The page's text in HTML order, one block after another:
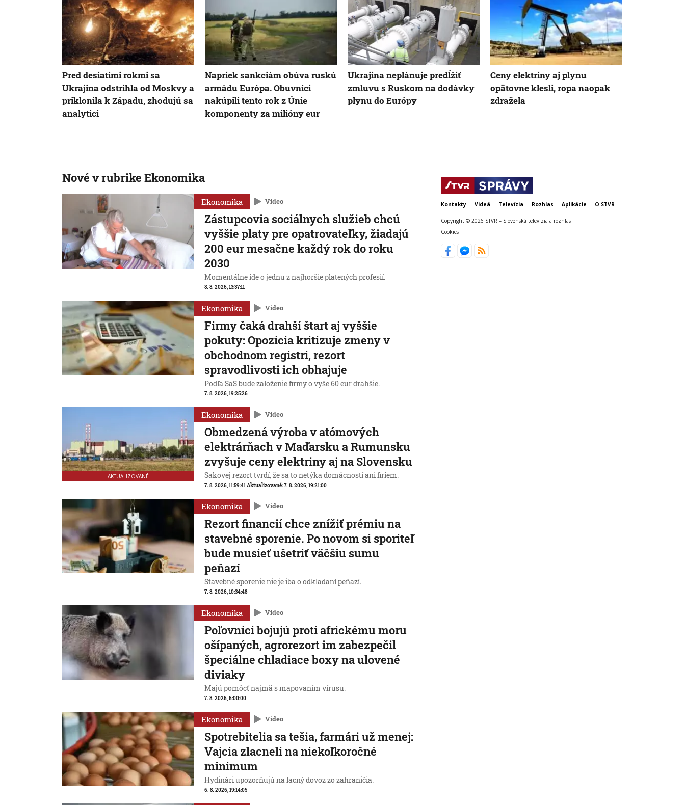
Pred desiatimi rokmi sa
Ukrajina odstrihla od Moskvy a
priklonila k Západu, zhodujú sa
analytici
Napriek sankciám obúva ruskú
armádu Európa. Obuvníci
nakúpili tento rok z Únie
komponenty za milióny eur
Ukrajina neplánuje predĺžiť
zmluvu s Ruskom na dodávky
plynu do Európy
Ceny elektriny aj plynu
opätovne klesli, ropa naopak
zdražela
Nové v rubrike Ekonomika
Ekonomika Video
Zástupcovia sociálnych služieb chcú
vyššie platy pre opatrovateľky, žiadajú
200 eur mesačne každý rok do roku
2030
Momentálne ide o jednu z najhoršie platených profesií.
8. 8. 2026, 13:37:11
Ekonomika Video
Firmy čaká drahší štart aj vyššie
pokuty: Opozícia kritizuje zmeny v
obchodnom registri, rezort
spravodlivosti ich obhajuje
Podľa SaS bude založenie firmy o vyše 60 eur drahšie.
7. 8. 2026, 19:25:26
AKTUALIZOVANÉ
Ekonomika Video
Obmedzená výroba v atómových
elektrárňach v Maďarsku a Rumunsku
zvyšuje ceny elektriny aj na Slovensku
Sakovej rezort tvrdí, že sa to netýka domácností ani firiem.
7. 8. 2026, 11:59:41Aktualizované:7. 8. 2026, 19:21:00
Ekonomika Video
Rezort financií chce znížiť prémiu na
stavebné sporenie. Po novom si sporiteľ
bude musieť ušetriť väčšiu sumu
peňazí
Stavebné sporenie nie je iba o odkladaní peňazí.
7. 8. 2026, 10:34:48
Ekonomika Video
Poľovníci bojujú proti africkému moru
ošípaných, agrorezort im zabezpečil
špeciálne chladiace boxy na ulovené
diviaky
Majú pomôcť najmä s mapovaním vírusu.
7. 8. 2026, 6:00:00
Ekonomika Video
Spotrebitelia sa tešia, farmári už menej:
Vajcia zlacneli na niekoľkoročné
minimum
Hydinári upozorňujú na lacný dovoz zo zahraničia.
6. 8. 2026, 19:14:05
Kontakty Videá Televízia Rozhlas Aplikácie O STVR
Copyright © 2026 STVR – Slovenská televízia a rozhlas
Cookies